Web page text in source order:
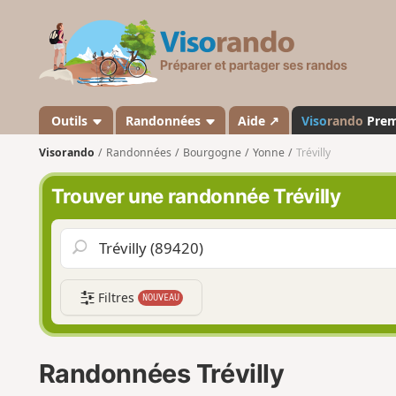
s
a
n
o
Outils Randonnées Aide ↗ Visorando
Visorando Randonnées Bourgogne Yonne Trévilly
Trouver une randonnée Trévilly
Filtres NOUVEAU
Randonnées Trévilly